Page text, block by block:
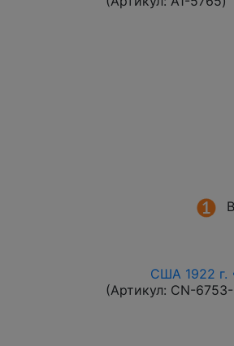
США 1922 г.
(Артикул: CN-